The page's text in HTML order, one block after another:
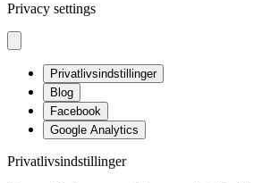
Privacy settings
Privatlivsindstillinger
Blog
Facebook
Google Analytics
Privatlivsindstillinger